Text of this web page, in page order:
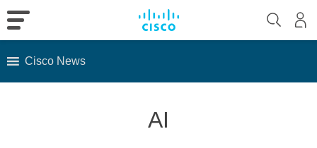
Cisco News
AI